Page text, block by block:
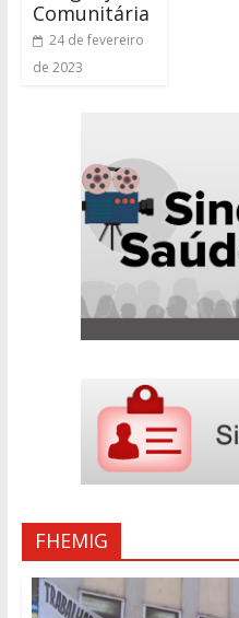
Comunitária
24 de fevereiro
de 2023
FHEMIG